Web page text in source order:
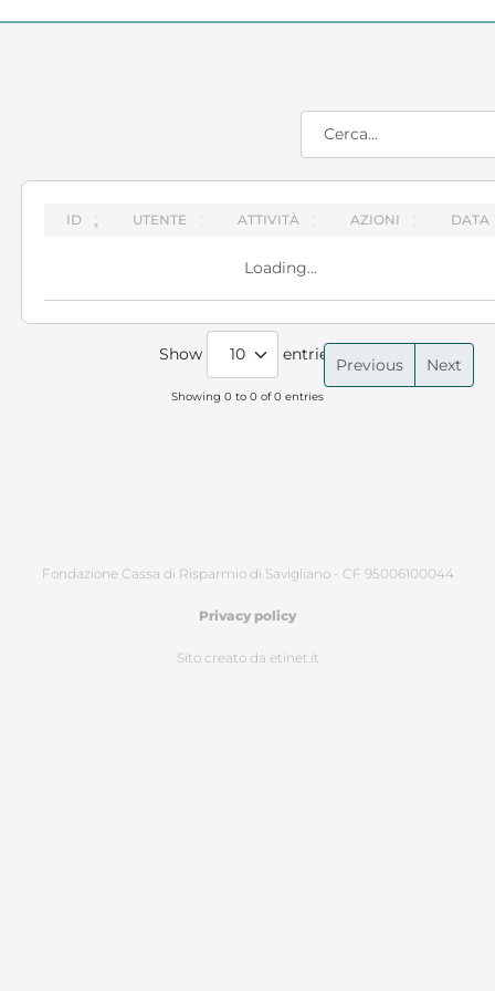
ID UTENTE ATTIVITÀ AZIONI DATA
Loading...
Show entries
Showing 0 to 0 of 0 entries
Previous Next
Fondazione Cassa di Risparmio di Savigliano - CF 95006100044
Privacy policy
Sito creato da etinet.it